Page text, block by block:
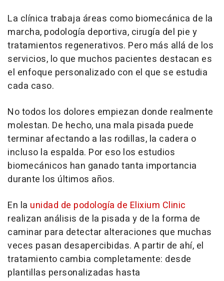
La clínica trabaja áreas como biomecánica de la
marcha, podología deportiva, cirugía del pie y
tratamientos regenerativos. Pero más allá de los
servicios, lo que muchos pacientes destacan es
el enfoque personalizado con el que se estudia
cada caso.
No todos los dolores empiezan donde realmente
molestan. De hecho, una mala pisada puede
terminar afectando a las rodillas, la cadera o
incluso la espalda. Por eso los estudios
biomecánicos han ganado tanta importancia
durante los últimos años.
En la unidad de podología de Elixium Clinic
realizan análisis de la pisada y de la forma de
caminar para detectar alteraciones que muchas
veces pasan desapercibidas. A partir de ahí, el
tratamiento cambia completamente: desde
plantillas personalizadas hasta